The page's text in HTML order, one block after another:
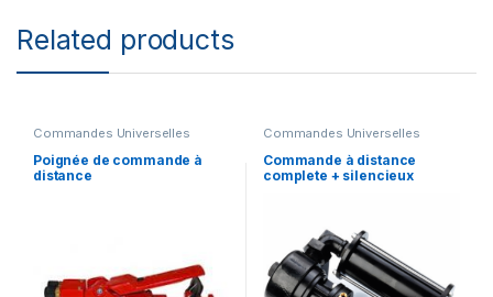
Related products
Commandes Universelles
Poignée de commande à
distance
Commandes Universelles
Commande à distance
complete + silencieux